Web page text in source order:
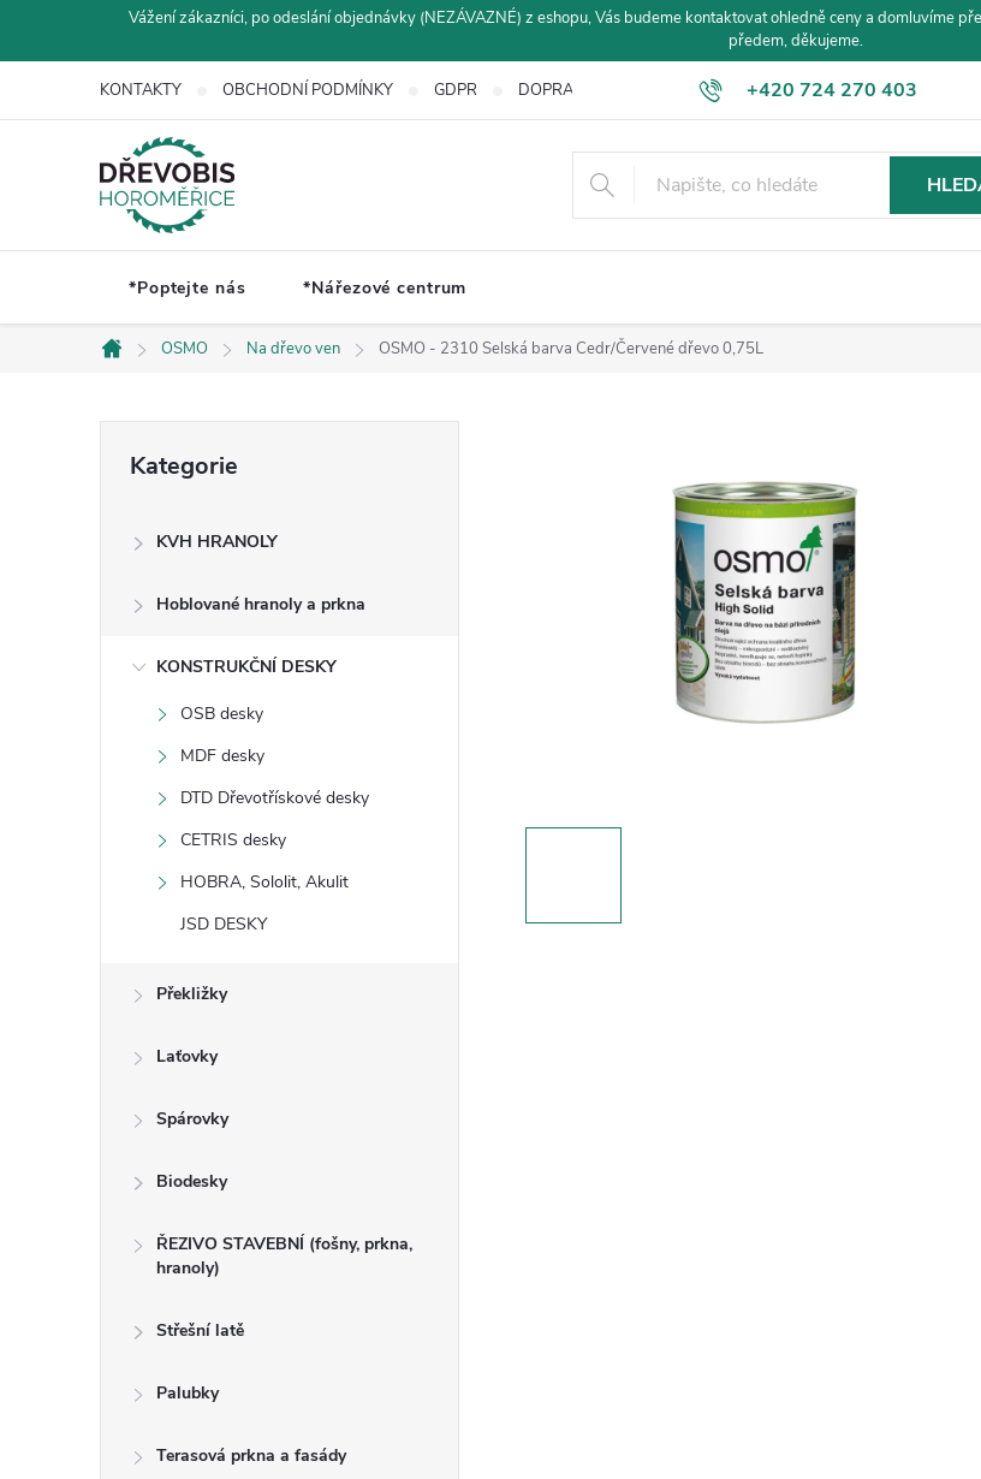
Vážení zákazníci, po odeslání objednávky (NEZÁVAZNÉ) z eshopu, Vás budeme kontaktovat ohledně ceny a domluvíme
předem, děkujeme.
+420 724 270 403
KONTAKTY OBCHODNÍ PODMÍNKY GDPR DOPRAVA A PLATBA
*Poptejte nás *Nářezové centrum
Domů
OSMO Na dřevo ven OSMO - 2310 Selská barva Cedr/Červené dřevo 0,75L
kategorie
Kategorie
KVH HRANOLY
Hoblované hranoly a prkna
KONSTRUKČNÍ DESKY
OSB desky
MDF desky
DTD Dřevotřískové desky
CETRIS desky
HOBRA, Sololit, Akulit
JSD DESKY
Překližky
Laťovky
Spárovky
Biodesky
ŘEZIVO STAVEBNÍ (fošny, prkna,
hranoly)
Střešní latě
Palubky
Terasová prkna a fasády